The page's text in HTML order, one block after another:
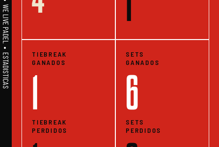
A1PADEL • WE LIVE PADEL • ESTADISTICAS
TIEBREAK
GANADOS
1
TIEBREAK
PERDIDOS
SETS
GANADOS
6
SETS
PERDIDOS